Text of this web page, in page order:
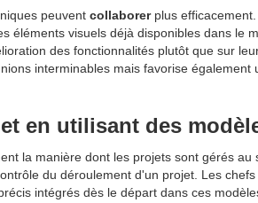
peuvent collaborerplus
éléments visuels déjà disponibles dans le
des fonctionnalités plutôt que sur
interminables mais favorise également
en utilisant des
la manière dont les projets sont gérés
du déroulement d'un projet. Les
intégrés dès le départ dans ces